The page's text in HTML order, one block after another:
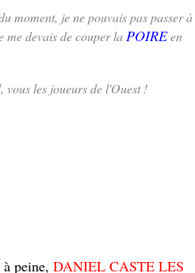
moment, je ne pouvais pas passer à
me devais de couper laPOIREen
les joueurs de l'Ouest !
peine, DANIEL CASTE LES